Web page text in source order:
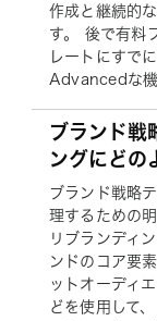
作成と継続的
す。 後で有料
レートにすで
Advancedな機
ブランド戦
ングにどの
ブランド戦略
理するための
リブランディ
ンドのコア要
ットオーディ
どを使用して